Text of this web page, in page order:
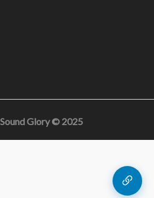
Glory © 2025